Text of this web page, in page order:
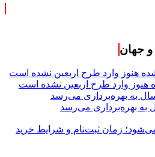
و جهان
به بهره‌برداری می‌رسد
زمان ثبت‌نام و شرایط خرید